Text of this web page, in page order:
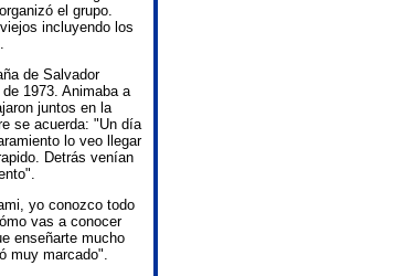
el grupo.
incluyendo los
de Salvador
1973. Animaba a
juntos en la
se acuerda: "Un día
lo veo llegar
Detrás venían
yo conozco todo
vas a conocer
enseñarte mucho
muy marcado".